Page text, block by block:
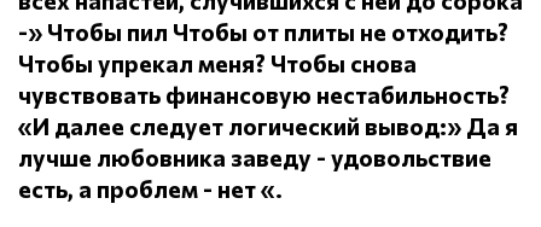
-» Чтобы пил Чтобы от плиты не отходить?
Чтобы упрекал меня? Чтобы снова
чувствовать финансовую нестабильность?
«И далее следует логический вывод:» Да я
лучше любовника заведу - удовольствие
есть, а проблем - нет «.